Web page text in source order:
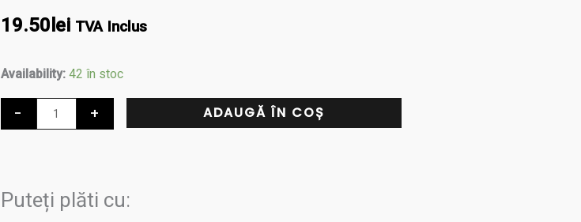
19.50 lei TVA Inclus
Availability: 42 în stoc
-
Cantitate
10
buc
OTT
+ ADAUGĂ ÎN COȘ
Puteți plăti cu: